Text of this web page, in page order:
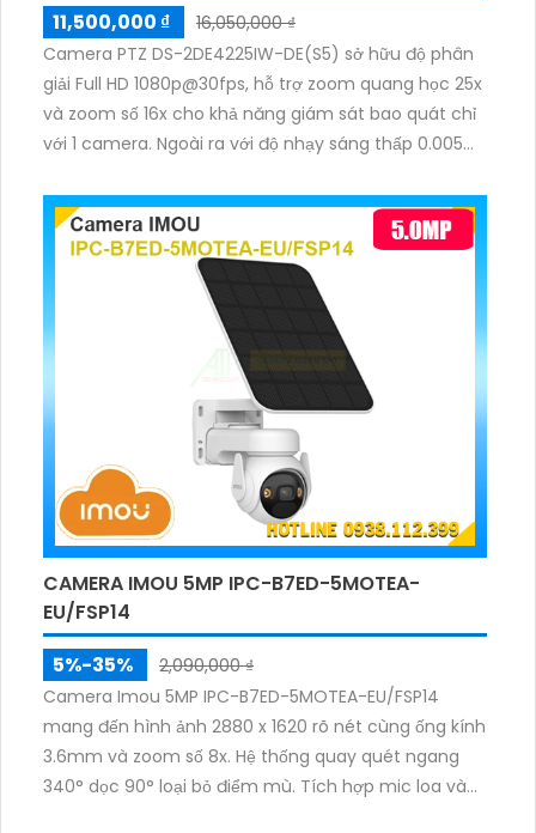
11,500,000 ₫
16,050,000 ₫
Camera PTZ DS-2DE4225IW-DE(S5) sở hữu độ phân
giải Full HD 1080p@30fps, hỗ trợ zoom quang học 25x
và zoom số 16x cho khả năng giám sát bao quát chỉ
với 1 camera. Ngoài ra với độ nhạy sáng thấp 0.005
PoE (802.3at) giúp ổn định hình ảnh trong điều kiện
ánh sáng yếu.
CAMERA IMOU 5MP IPC-B7ED-5MOTEA-
EU/FSP14
5%-35%
2,090,000 ₫
Camera Imou 5MP IPC-B7ED-5MOTEA-EU/FSP14
mang đến hình ảnh 2880 x 1620 rõ nét cùng ống kính
3.6mm và zoom số 8x. Hệ thống quay quét ngang
340° dọc 90° loại bỏ điểm mù. Tích hợp mic loa và